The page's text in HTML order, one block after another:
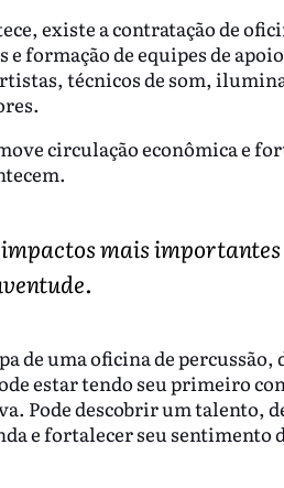
existe a contratação de
formação de equipes de
técnicos de som,
circulação econômica e
mais
de uma oficina de
estar tendo seu primeiro
Pode descobrir um talento,
e fortalecer seu sentimento